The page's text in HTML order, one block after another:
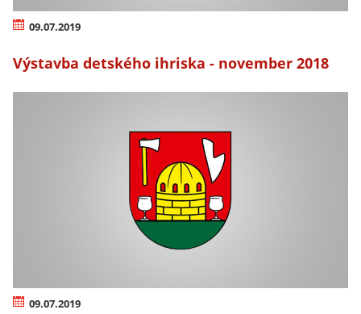
09.07.2019
Výstavba detského ihriska - november 2018
09.07.2019